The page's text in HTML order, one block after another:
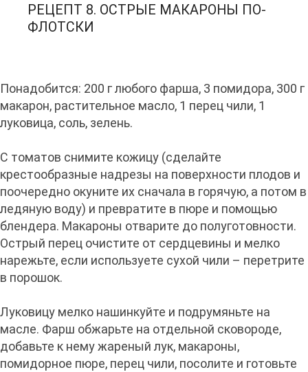
РЕЦЕПТ 8. ОСТРЫЕ МАКАРОНЫ ПО-
ФЛОТСКИ
Понадобится: 200 г любого фарша, 3 помидора, 300 г
макарон, растительное масло, 1 перец чили, 1
луковица, соль, зелень.
С томатов снимите кожицу (сделайте
крестообразные надрезы на поверхности плодов и
поочередно окуните их сначала в горячую, а потом в
ледяную воду) и превратите в пюре и помощью
блендера. Макароны отварите до полуготовности.
Острый перец очистите от сердцевины и мелко
нарежьте, если используете сухой чили – перетрите
в порошок.
Луковицу мелко нашинкуйте и подрумяньте на
масле. Фарш обжарьте на отдельной сковороде,
добавьте к нему жареный лук, макароны,
помидорное пюре, перец чили, посолите и готовьте